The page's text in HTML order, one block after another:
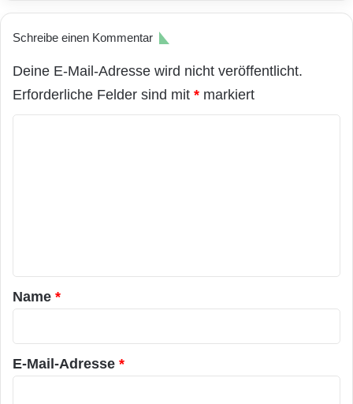
Schreibe einen Kommentar
Deine E-Mail-Adresse wird nicht veröffentlicht.
Erforderliche Felder sind mit * markiert
a
r
*
Name *
E-Mail-Adresse *